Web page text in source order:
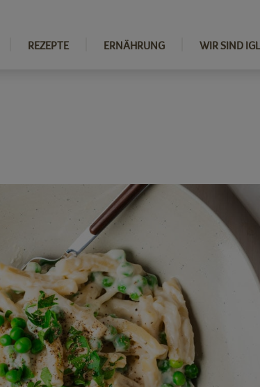
REZEPTE ERNÄHRUNG WIR SIND